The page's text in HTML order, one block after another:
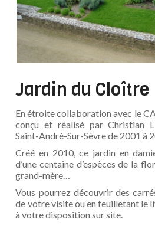
Jardin du Cloître
En étroite collaboration avec le
conçu et réalisé par Christian
Saint-André-Sur-Sèvre de 2001 à
Créé en 2010, ce jardin en
d’une centaine d’espèces de la
grand-mère…
Vous pourrez découvrir des
de votre visite ou en feuilletant le
à votre disposition sur site.